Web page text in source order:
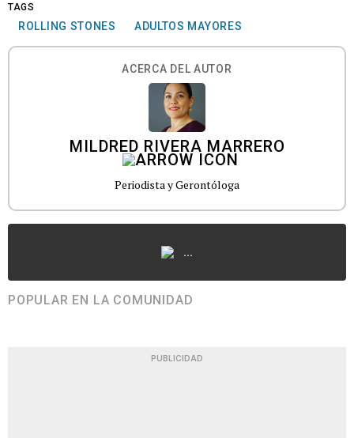
TAGS
ROLLING STONES ADULTOS MAYORES
ACERCA DEL AUTOR
MILDRED RIVERA MARRERO
Periodista y Gerontóloga
...
POPULAR EN LA COMUNIDAD
PUBLICIDAD